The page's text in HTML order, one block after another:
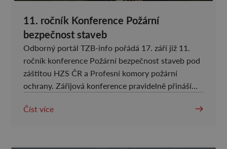
11. ročník Konference Požární
bezpečnost staveb
Odborný portál TZB-info pořádá 17. září již 11.
ročník konference Požární bezpečnost staveb pod
záštitou HZS ČR a Profesní komory požární
ochrany. Zářijová konference pravidelně přináší
staveb a podporuje dialog mezi hasiči, stavaři,
Číst více